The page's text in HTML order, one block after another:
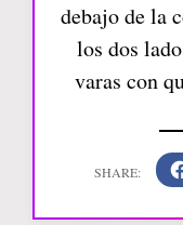
debajo de la
los dos
varas con